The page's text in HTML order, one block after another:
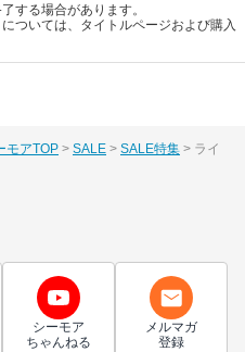
する場合があります。
ついては、タイトルページおよび購入
モアTOP SALE SALE特集
ライ
シーモア
ちゃんねる
メルマガ
登録